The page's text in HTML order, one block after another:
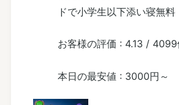
ドで小学生以下添い寝無料
お客様の評価 : 4.13 / 4099
本日の最安値 : 3000円～